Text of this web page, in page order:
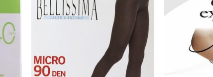
to
Add to
wishlist